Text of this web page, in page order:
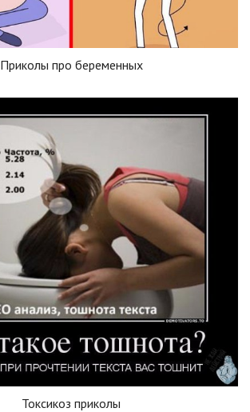
Приколы про беременных
Токсикоз приколы